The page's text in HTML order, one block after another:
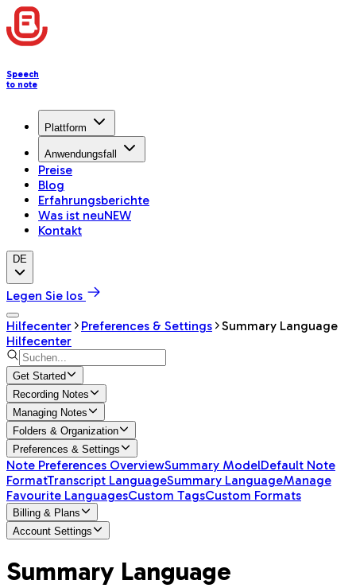
Speech
to note
Plattform
Anwendungsfall
Preise
Blog
Erfahrungsberichte
Was ist neuNEW
Kontakt
DE
Legen Sie los
Hilfecenter
Preferences & Settings
Summary Language
Hilfecenter
Get Started
Recording Notes
Managing Notes
Folders & Organization
Preferences & Settings
Note Preferences OverviewSummary ModelDefault Note
FormatTranscript LanguageSummary LanguageManage
Favourite LanguagesCustom TagsCustom Formats
Billing & Plans
Account Settings
Summary Language